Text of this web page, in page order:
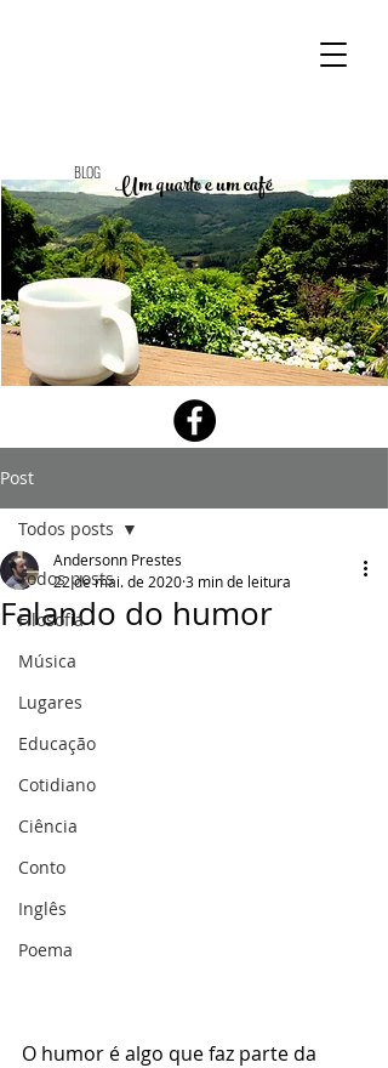
Um quarto e um café
BLOG
Post
Todos posts
Filosofia
Música
Lugares
Educação
Cotidiano
Ciência
Conto
Inglês
Poema
Todos posts
Falando do humor
Andersonn Prestes
22 de mai. de 20203 min de leitura
O humor é algo que faz parte da